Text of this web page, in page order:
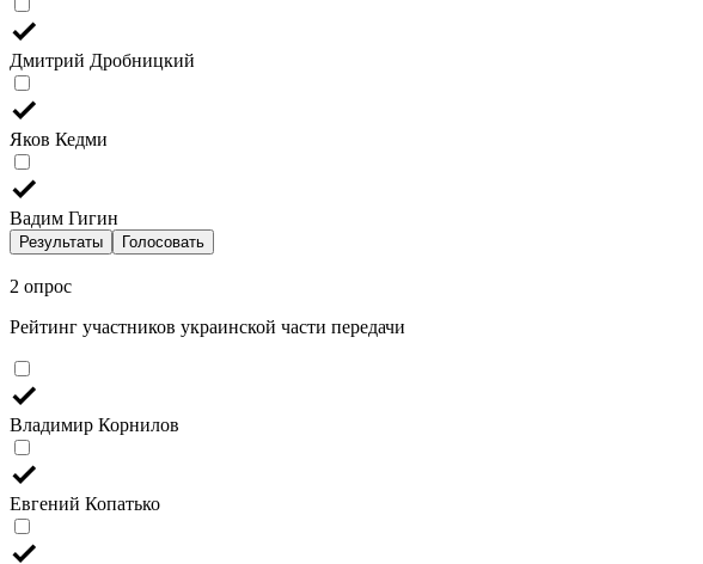
Дмитрий Дробницкий
Яков Кедми
Вадим Гигин
Результаты Голосовать
2 опрос
Рейтинг участников украинской части передачи
Владимир Корнилов
Евгений Копатько